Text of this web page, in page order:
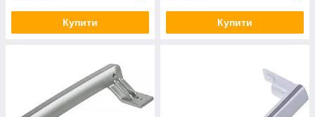
Купити Купити